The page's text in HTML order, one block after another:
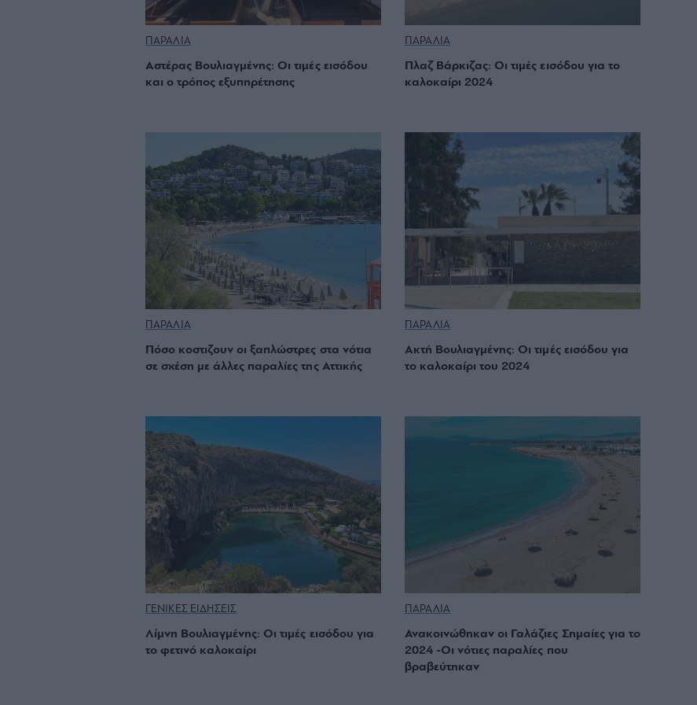
ΠΑΡΑΛΙΑ
Αστέρας Βουλιαγμένης: Οι τιμές εισόδου
και ο τρόπος εξυπηρέτησης
ΠΑΡΑΛΙΑ
Πλαζ Βάρκιζας: Οι τιμές εισόδου για το
καλοκαίρι 2024
ΠΑΡΑΛΙΑ
Πόσο κοστιζουν οι ξαπλώστρες στα νότια
σε σχέση με άλλες παραλίες της Αττικής
ΠΑΡΑΛΙΑ
Ακτή Βουλιαγμένης: Οι τιμές εισόδου για
το καλοκαίρι του 2024
ΓΕΝΙΚΕΣ ΕΙΔΗΣΕΙΣ
Λίμνη Βουλιαγμένης: Οι τιμές εισόδου για
το φετινό καλοκαίρι
ΠΑΡΑΛΙΑ
Ανακοινώθηκαν οι Γαλάζιες Σημαίες για το
2024 -Οι νότιες παραλίες που
βραβεύτηκαν